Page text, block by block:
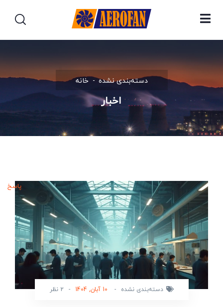
خانه دسته‌بندی نشده
اخبار
دسته‌بندی نشده - 10 آبان, 1404 - 2 نظر
پاسخ